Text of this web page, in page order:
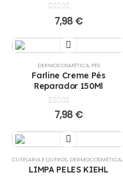
out of 5
7,98 €
DERMOCOSMÉTICA, PÉS
Farline Creme Pés
Reparador 150Ml
out of 5
7,98 €
CUTELARIA E OUTROS, DERMOCOSMÉTICA,
LIMPA PELES KIEHL